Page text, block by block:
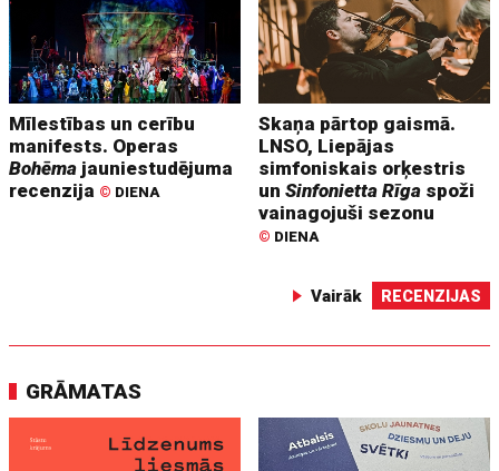
Mīlestības un cerību
manifests. Operas
Bohēma jauniestudējuma
recenzija © DIENA
Skaņa pārtop gaismā.
LNSO, Liepājas
simfoniskais orķestris
unSinfonietta Rīga spoži
vainagojuši sezonu
© DIENA
Vairāk RECENZIJAS
GRĀMATAS